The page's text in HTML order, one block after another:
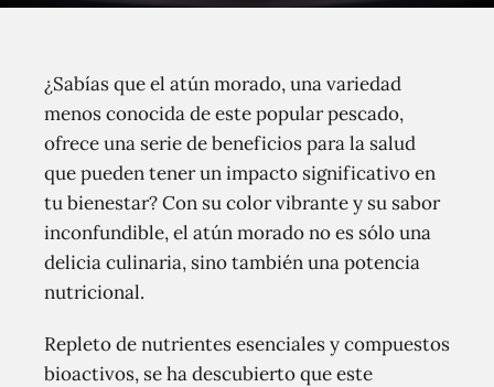
¿Sabías que el atún morado, una variedad
menos conocida de este popular pescado,
ofrece una serie de beneficios para la salud
que pueden tener un impacto significativo en
tu bienestar? Con su color vibrante y su sabor
inconfundible, el atún morado no es sólo una
delicia culinaria, sino también una potencia
nutricional.
Repleto de nutrientes esenciales y compuestos
bioactivos, se ha descubierto que este